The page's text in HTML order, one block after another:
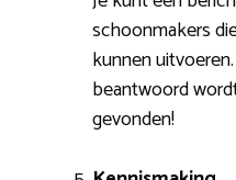
schoonmakers
kunnen
beantwoord
gevonden!